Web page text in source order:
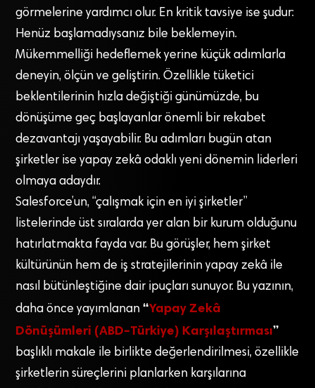
görmelerine yardımcı olur. En kritik tavsiye ise şudur:
Henüz başlamadıysanız bile beklemeyin.
Mükemmelliği hedeflemek yerine küçük adımlarla
deneyin, ölçün ve geliştirin. Özellikle tüketici
beklentilerinin hızla değiştiği günümüzde, bu
dönüşüme geç başlayanlar önemli bir rekabet
dezavantajı yaşayabilir. Bu adımları bugün atan
şirketler ise yapay zekâ odaklı yeni dönemin liderleri
olmaya adaydır.
Salesforce’un, “çalışmak için en iyi şirketler”
listelerinde üst sıralarda yer alan bir kurum olduğunu
hatırlatmakta fayda var. Bu görüşler, hem şirket
kültürünün hem de iş stratejilerinin yapay zekâ ile
nasıl bütünleştiğine dair ipuçları sunuyor. Bu yazının,
daha önce yayımlanan “Yapay Zekâ
Dönüşümleri (ABD–Türkiye) Karşılaştırması”
başlıklı makale ile birlikte değerlendirilmesi, özellikle
şirketlerin süreçlerini planlarken karşılarına